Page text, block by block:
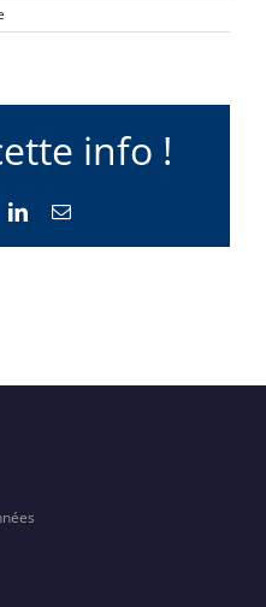
info !
LinkedInEmail